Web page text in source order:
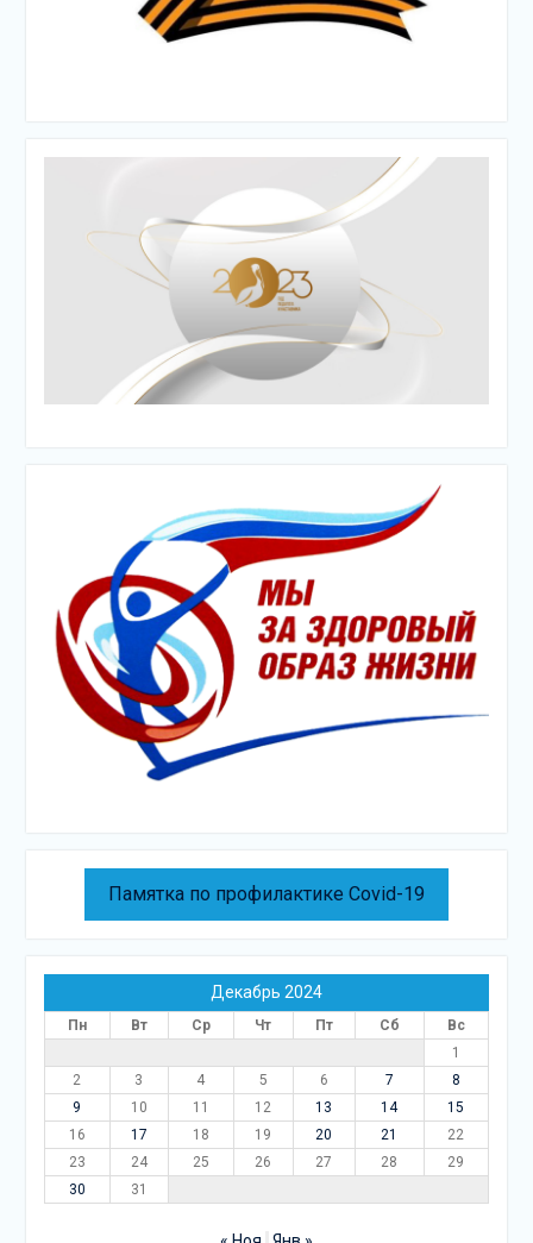
Памятка по профилактике Covid-19
Декабрь 2024
Пн Вт Ср Чт Пт Сб
Вс
1
2
3 4 5 6 7
8
9
10 11 12 13 14
15
16
17 18 19 20 21
22
23
24 25 26 27 28
29
30
31